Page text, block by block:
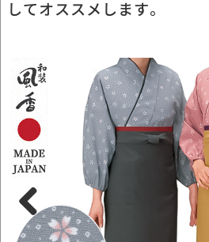
してオススメします。